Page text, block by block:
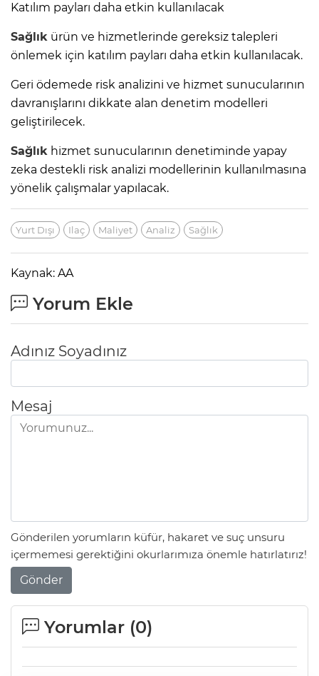
Katılım payları daha etkin kullanılacak
Sağlık ürün ve hizmetlerinde gereksiz talepleri
önlemek için katılım payları daha etkin kullanılacak.
Geri ödemede risk analizini ve hizmet sunucularının
davranışlarını dikkate alan denetim modelleri
geliştirilecek.
Sağlık hizmet sunucularının denetiminde yapay
zeka destekli risk analizi modellerinin kullanılmasına
yönelik çalışmalar yapılacak.
Yurt Dışı Ilaç Maliyet Analiz Sağlık
Kaynak: AA
Yorum Ekle
Adınız Soyadınız
Mesaj
Gönderilen yorumların küfür, hakaret ve suç unsuru
içermemesi gerektiğini okurlarımıza önemle hatırlatırız!
Gönder
Yorumlar (0)